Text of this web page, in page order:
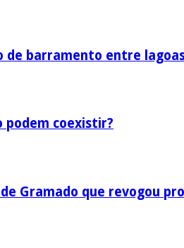
barramento entre
podem coexistir?
Gramado que revogou